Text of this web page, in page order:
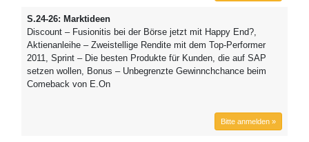
S.24-26: Marktideen
Discount – Fusionitis bei der Börse jetzt mit Happy End?,
Aktienanleihe – Zweistellige Rendite mit dem Top-Performer
2011, Sprint – Die besten Produkte für Kunden, die auf SAP
setzen wollen, Bonus – Unbegrenzte Gewinnchchance beim
Comeback von E.On
Bitte anmelden »